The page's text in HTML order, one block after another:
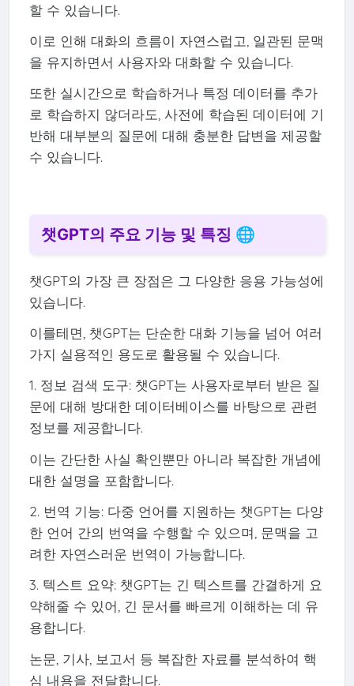
할 수 있습니다.
이로 인해 대화의 흐름이 자연스럽고, 일관된 문맥
을 유지하면서 사용자와 대화할 수 있습니다.
또한 실시간으로 학습하거나 특정 데이터를 추가
로 학습하지 않더라도, 사전에 학습된 데이터에 기
반해 대부분의 질문에 대해 충분한 답변을 제공할
수 있습니다.
챗GPT의 주요 기능 및 특징 🌐
챗GPT의 가장 큰 장점은 그 다양한 응용 가능성에
있습니다.
이를테면, 챗GPT는 단순한 대화 기능을 넘어 여러
가지 실용적인 용도로 활용될 수 있습니다.
1. 정보 검색 도구: 챗GPT는 사용자로부터 받은 질
문에 대해 방대한 데이터베이스를 바탕으로 관련
정보를 제공합니다.
이는 간단한 사실 확인뿐만 아니라 복잡한 개념에
대한 설명을 포함합니다.
2. 번역 기능: 다중 언어를 지원하는 챗GPT는 다양
한 언어 간의 번역을 수행할 수 있으며, 문맥을 고
려한 자연스러운 번역이 가능합니다.
3. 텍스트 요약: 챗GPT는 긴 텍스트를 간결하게 요
약해줄 수 있어, 긴 문서를 빠르게 이해하는 데 유
용합니다.
논문, 기사, 보고서 등 복잡한 자료를 분석하여 핵
심 내용을 전달합니다.